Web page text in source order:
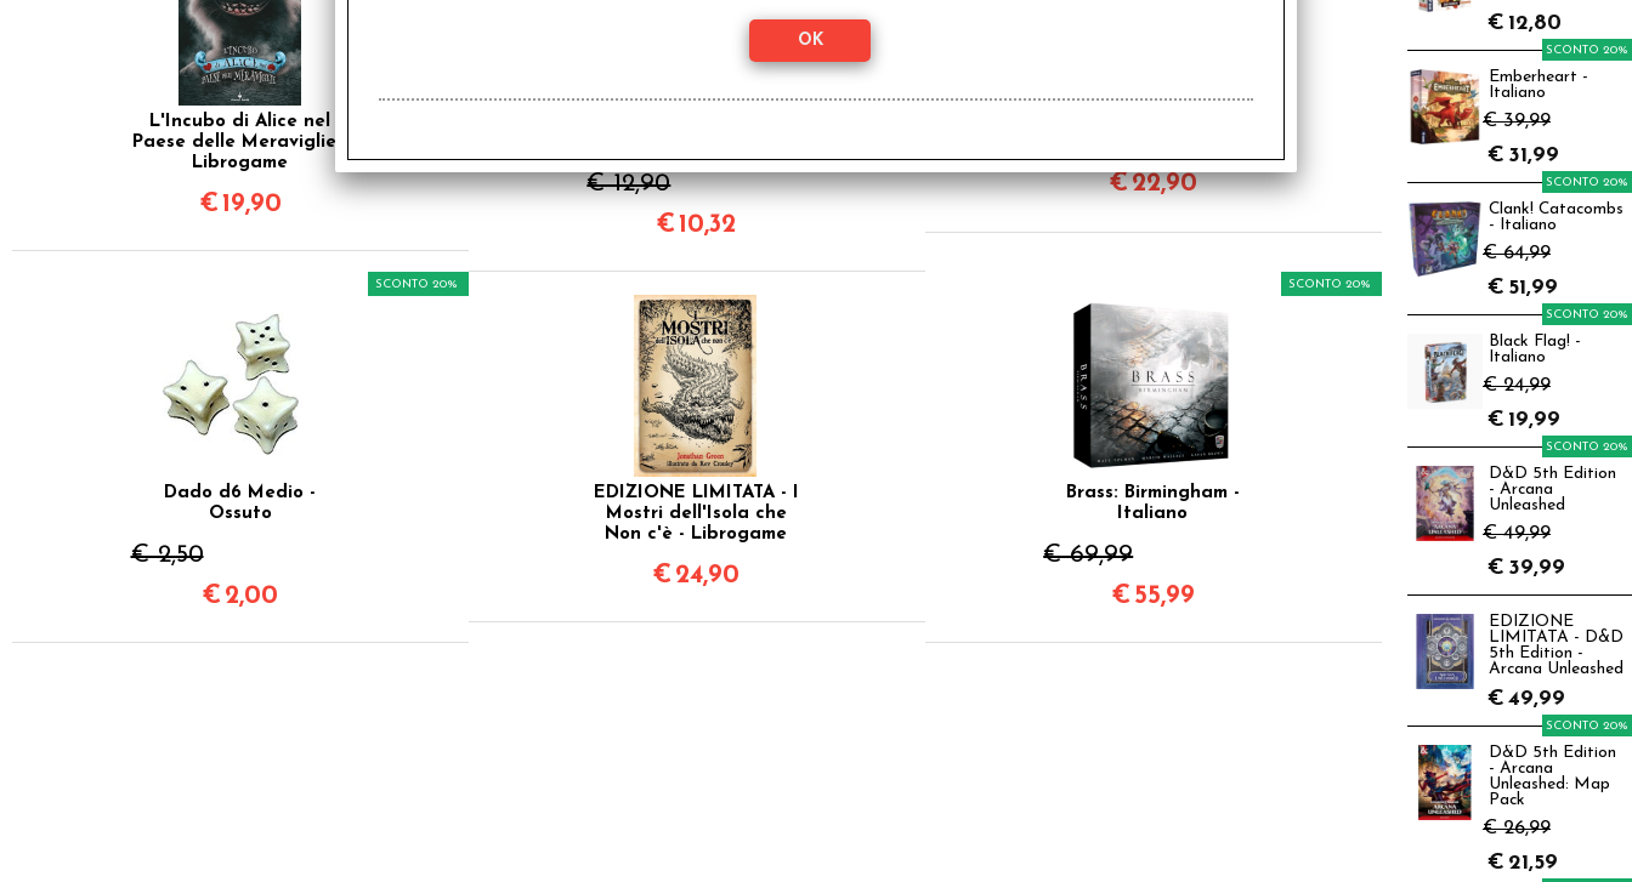
L'Incubo di Alice nel
Paese delle Meraviglie -
Librogame
€ 19,90
€ 12,90
€ 10,32
€22,90
Dado d6 Medio -
Ossuto
€ 2,50
SCONTO 20%
€ 2,00
EDIZIONE LIMITATA - I
Mostri dell'Isola che
Non c'è - Librogame
€ 24,90
Brass: Birmingham -
Italiano
€ 69,99
SCONTO 20%
€ 55,99
€ 12,80
Emberheart -
Italiano
€ 39,99
SCONTO 20%
€ 31,99
Clank! Catacombs
- Italiano
€ 64,99
SCONTO 20%
€ 51,99
Black Flag! -
Italiano
€ 24,99
SCONTO 20%
€ 19,99
D&D 5th Edition
- Arcana
Unleashed
€ 49,99
SCONTO 20%
€ 39,99
EDIZIONE
LIMITATA - D&D
5th Edition -
Arcana Unleashed
€ 49,99
D&D 5th Edition
- Arcana
Unleashed: Map
Pack
€ 26,99
SCONTO 20%
€ 21,59